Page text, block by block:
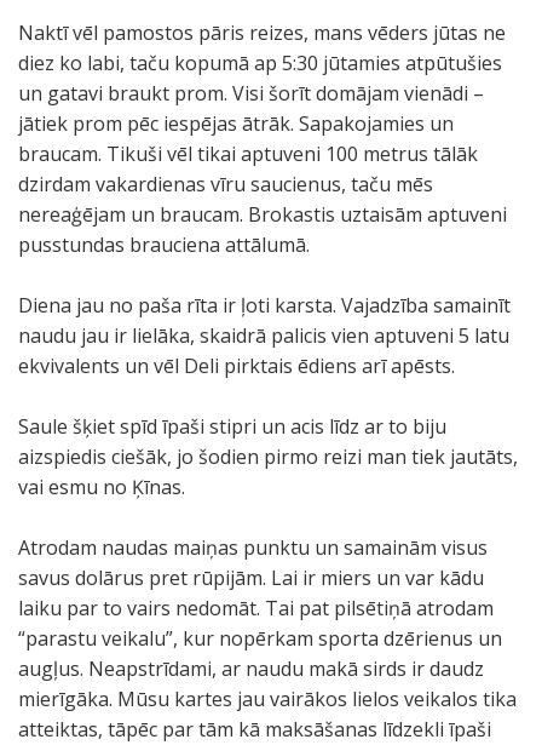
Naktī vēl pamostos pāris reizes, mans vēders jūtas ne
diez ko labi, taču kopumā ap 5:30 jūtamies atpūtušies
un gatavi braukt prom. Visi šorīt domājam vienādi –
jātiek prom pēc iespējas ātrāk. Sapakojamies un
braucam. Tikuši vēl tikai aptuveni 100 metrus tālāk
dzirdam vakardienas vīru saucienus, taču mēs
nereaģējam un braucam. Brokastis uztaisām aptuveni
pusstundas brauciena attālumā.
Diena jau no paša rīta ir ļoti karsta. Vajadzība samainīt
naudu jau ir lielāka, skaidrā palicis vien aptuveni 5 latu
ekvivalents un vēl Deli pirktais ēdiens arī apēsts.
Saule šķiet spīd īpaši stipri un acis līdz ar to biju
aizspiedis ciešāk, jo šodien pirmo reizi man tiek jautāts,
vai esmu no Ķīnas.
Atrodam naudas maiņas punktu un samainām visus
savus dolārus pret rūpijām. Lai ir miers un var kādu
laiku par to vairs nedomāt. Tai pat pilsētiņā atrodam
“parastu veikalu”, kur nopērkam sporta dzērienus un
augļus. Neapstrīdami, ar naudu makā sirds ir daudz
mierīgāka. Mūsu kartes jau vairākos lielos veikalos tika
atteiktas, tāpēc par tām kā maksāšanas līdzekli īpaši